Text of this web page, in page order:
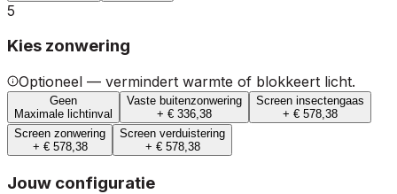
5
Kies zonwering
Optioneel — vermindert warmte of blokkeert licht.
Geen
Maximale lichtinval
Vaste buitenzonwering
+ € 336,38
Screen insectengaas
+ € 578,38
Screen zonwering
+ € 578,38
Screen verduistering
+ € 578,38
Jouw configuratie